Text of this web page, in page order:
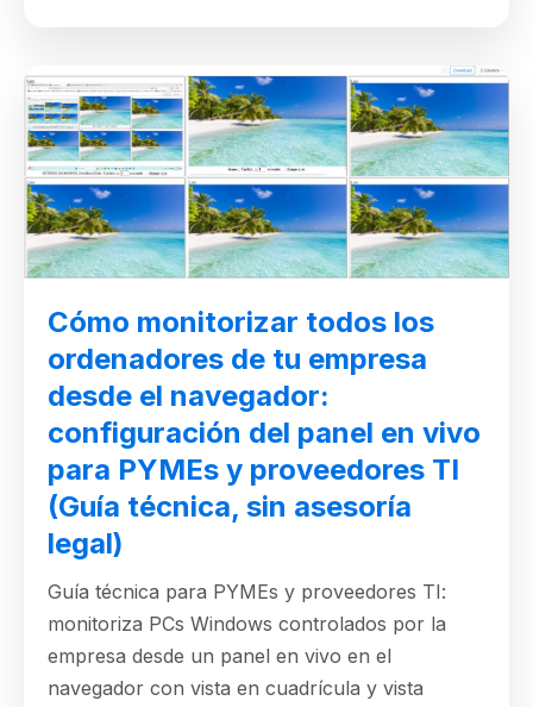
Cómo monitorizar todos los
ordenadores de tu empresa
desde el navegador:
configuración del panel en vivo
para PYMEs y proveedores TI
(Guía técnica, sin asesoría
legal)
Guía técnica para PYMEs y proveedores TI:
monitoriza PCs Windows controlados por la
empresa desde un panel en vivo en el
navegador con vista en cuadrícula y vista